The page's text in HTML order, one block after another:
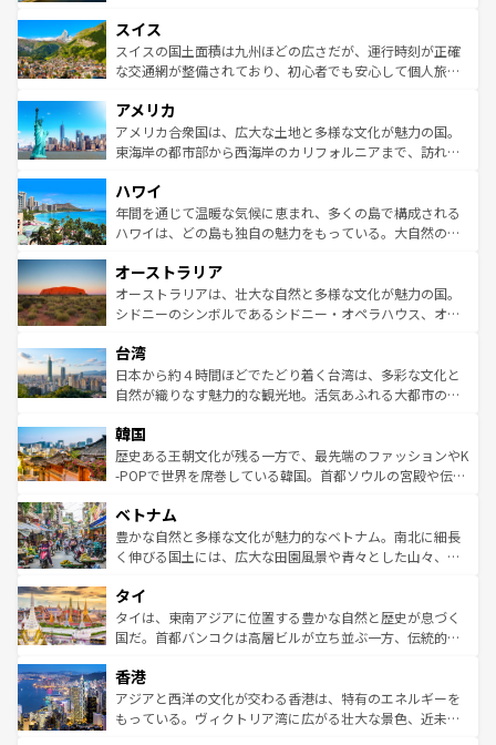
れる地方に足を運ぶとそれぞれで全く異なる文化を体験で
きるだろう。 なお、新着のフランス情報はコンテンツ一覧
を参照してほしい。
は、お酒好きな人にはぜひ体験してほしい。 なお、新着の
ドイツ情報はコンテンツ一覧を参照してほしい。
リアごとに異なる魅力がある。また、優雅なアフタヌーン
ティー、ビール好きにはたまらない英国パブ、サッカー観
戦など、本場だからこそできる体験も豊富。イギリスを旅
ンツ一覧を参照してほしい。
スイス
スイスの国土面積は九州ほどの広さだが、運行時刻が正確
な交通網が整備されており、初心者でも安心して個人旅行
の建物がそのまま残る町や、スイスならではのユニークな
博物館もあり、アルプス観光だけでなく町歩きも満喫する
ことができる。国民の所得が高いため物価も高いが、旅行
ば市内交通費無料で観光を楽しむこともできる。 なお、新
着のスイス情報はコンテンツ一覧 を参照してほしい。
アメリカ
アメリカ合衆国は、広大な土地と多様な文化が魅力の国。
東海岸の都市部から西海岸のカリフォルニアまで、訪れる
のような巨大都市は、観光、ショッピング、エンターテイ
ンメントが詰まった刺激的なスポットだ。一方、アメリカ
西部には大自然が広がり、グランドキャニオンやイエロー
部のニューオーリンズでは、音楽と美食が融合した独特の
文化が魅力。旅行者はアメリカの各地域で異なる魅力を楽
しみながら、その多様性と豊かな歴史を感じることができ
ならではの贅沢な旅のスタイルだ。 なお、新着のアメリカ
情報はコンテンツ一覧を参照してほしい。
ハワイ
年間を通じて温暖な気候に恵まれ、多くの島で構成される
ハワイは、どの島も独自の魅力をもっている。大自然の神
ワイ島は見逃せない。また、定番の観光地といえばオアフ
島だが、静かな自然を求めるならマウイ島やカウアイ島が
おすすめ。エメラルドグリーンに輝く海をはじめ、豊かな
れるおもてなしの心で訪れる人々を迎えてくれるハワイの
人々、おいしいローカルフードやハワイアンミュージッ
ク、伝統的なフラダンスなど、すべてがハワイの魅力を彩
ワイを、存分に味わってほしい。 なお、新着のハワイ情報
はコンテンツ一覧を参照してほしい。
オーストラリア
オーストラリアは、壮大な自然と多様な文化が魅力の国。
シドニーのシンボルであるシドニー・オペラハウス、オー
リアリーフや大陸中央部にそびえるウルル（エアーズロッ
ク）、タスマニアの美しい原生林やケアンズの熱帯雨林な
ど、見どころがたくさん。また、カフェやワイン、オージ
いる。アクティビティも充実しており、サーフィンやダイ
ビング、ハイキングなど、アウトドア好きにはたまらな
い。オーストラリアの多彩な魅力を存分に味わいつくそ
参照してほしい。
台湾
日本から約４時間ほどでたどり着く台湾は、多彩な文化と
自然が織りなす魅力的な観光地。活気あふれる大都市の台
ン）、静ひつな山岳地帯である台湾東部など、都市の喧騒
と山間の静けさが共存しており、訪れる人に新しい発見と
驚きをもたらしてくれる。また、奥深い台湾の食文化も魅
容にもいいと評判のスイーツなど、バラエティ豊かな料理
が味わえる。 なお、新着の台湾情報は コンテンツ一覧を参
照してほしい。
韓国
歴史ある王朝文化が残る一方で、最先端のファッションやK
-POPで世界を席巻している韓国。首都ソウルの宮殿や伝統
き、地方に足を延ばせば四季折々の自然美を楽しむことが
できる。そして、キムチや焼肉、絶品のストリートフード
まで、さまざまな韓国料理が待っている。夜には、韓国な
リティに包まれながら、韓国の多彩な魅力を心ゆくまで味
わってみてほしい。 なお、新着の韓国情報はコンテンツ一
覧を参照してほしい。
ベトナム
豊かな自然と多様な文化が魅力的なベトナム。南北に細長
く伸びる国土には、広大な田園風景や青々とした山々、世
急速な発展と共に伝統が息づく。ハノイの古い町並みやホ
ーチミン市のフランス統治時代の建物も、独特の雰囲気を
醸し出している。また、バラエティの豊かさとおいしさで
とつ。フォーやバインミー、ベトナムコーヒーなどは、ぜ
ひ現地で味わいたい。どの地域を訪れてもあたたかい人々
が旅行者を迎えてくれるので、きっと忘れられない旅にな
タイ
タイは、東南アジアに位置する豊かな自然と歴史が息づく
国だ。首都バンコクは高層ビルが立ち並ぶ一方、伝統的な
の活気が交差している。北部ではチェンマイなどの山岳地
帯で自然と触れ合い、南部ではプーケットやクラビの美し
いビーチでリゾート気分を楽しむことができる。タイ料理
香港
アジアと西洋の文化が交わる香港は、特有のエネルギーを
もっている。ヴィクトリア湾に広がる壮大な景色、近未来